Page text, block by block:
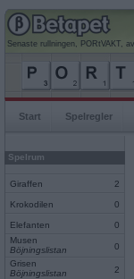
Senaste rullningen, PORtVAKT,
Start Spelregler
Spelrum
Giraffen 2
Krokodilen 0
Elefanten
0
Musen
Böjningslistan
0
Grisen
Böjningslistan
2